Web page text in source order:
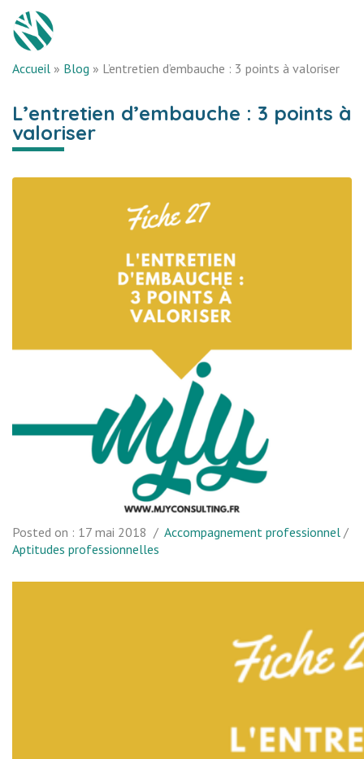
Accueil » Blog » L’entretien d’embauche : 3 points à valoriser
L’entretien d’embauche : 3 points à
valoriser
Posted on : 17 mai 2018 / Accompagnement professionnel /
Aptitudes professionnelles